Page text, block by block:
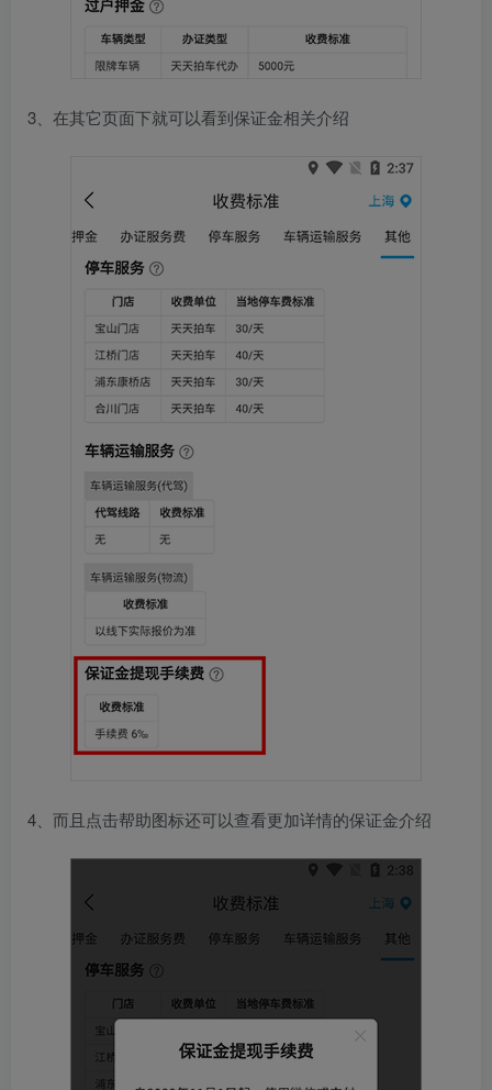
3、在其它页面下就可以看到保证金相关介绍
4、而且点击帮助图标还可以查看更加详情的保证金介绍